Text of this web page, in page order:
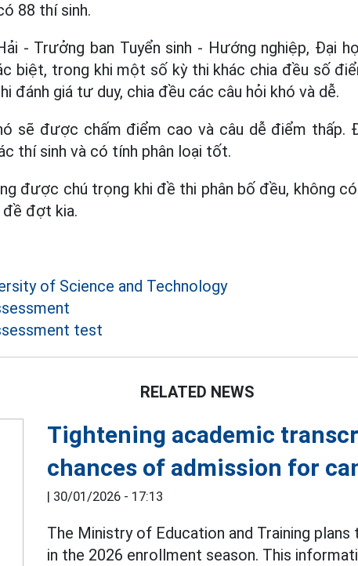
88 thí sinh.
- Trưởng ban Tuyển sinh - Hướng nghiệp, Đại
biệt, trong khi một số kỳ thi khác chia đều số
đánh giá tư duy, chia đều các câu hỏi khó và dễ.
sẽ được chấm điểm cao và câu dễ điểm thấp.
thí sinh và có tính phân loại tốt.
được chú trọng khi đề thi phân bố đều, không
đợt kia.
of Science and Technology
test
RELATED NEWS
Tightening academic
chances of admission for
30/01/2026 - 17:13
The Ministry of Education and Training
in the 2026 enrollment season. This